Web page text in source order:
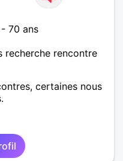
- 70 ans
recherche rencontre
certaines nous